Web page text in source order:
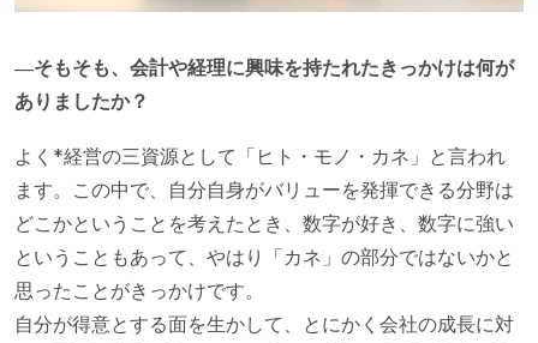
―そもそも、会計や経理に興味を持たれたきっかけは何が
ありましたか？
よく*経営の三資源として「ヒト・モノ・カネ」と言われ
ます。この中で、自分自身がバリューを発揮できる分野は
どこかということを考えたとき、数字が好き、数字に強い
ということもあって、やはり「カネ」の部分ではないかと
思ったことがきっかけです。
自分が得意とする面を生かして、とにかく会社の成長に対